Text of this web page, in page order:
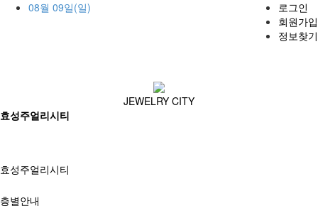
08월 09일(일)
로그인
회원가입
정보찾기
JEWELRY CITY
효성주얼리시티
효성주얼리시티
층별안내